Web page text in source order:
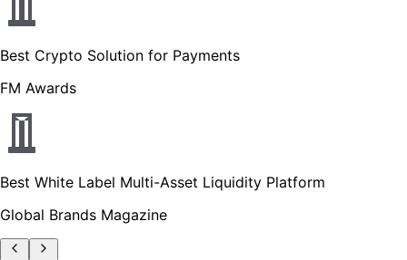
Best Crypto Solution for Payments
FM Awards
Best White Label Multi-Asset Liquidity Platform
Global Brands Magazine